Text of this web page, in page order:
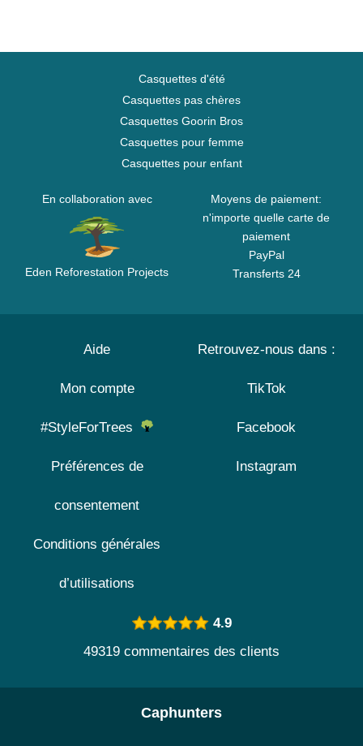
Casquettes d'été
Casquettes pas chères
Casquettes Goorin Bros
Casquettes pour femme
Casquettes pour enfant
En collaboration avec
Eden Reforestation Projects
Moyens de paiement:
n'importe quelle carte de
paiement
PayPal
Transferts 24
Aide
Mon compte
#StyleForTrees
Préférences de
consentement
Conditions générales
d’utilisations
Retrouvez-nous dans :
TikTok
Facebook
Instagram
4.9
49319 commentaires des clients
Caphunters